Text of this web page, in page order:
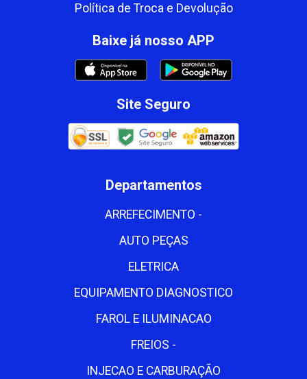
Política de Troca e Devolução
Baixe já nosso APP
Site Seguro
Departamentos
ARREFECIMENTO -
AUTO PEÇAS
ELETRICA
EQUIPAMENTO DIAGNOSTICO
FAROL E ILUMINACAO
FREIOS -
INJECAO E CARBURAÇÃO